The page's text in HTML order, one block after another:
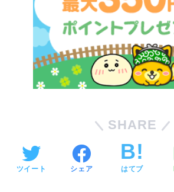
SHARE
ツイート シェア はてブ